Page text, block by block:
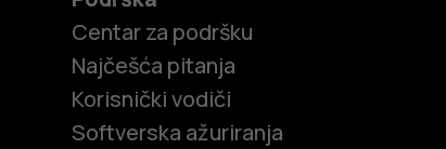
Centar za podršku
Najčešća pitanja
Korisnički vodiči
Softverska ažuriranja